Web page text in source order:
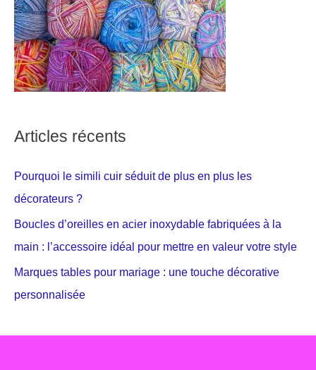
Articles récents
Pourquoi le simili cuir séduit de plus en plus les
décorateurs ?
Boucles d’oreilles en acier inoxydable fabriquées à la
main : l’accessoire idéal pour mettre en valeur votre style
Marques tables pour mariage : une touche décorative
personnalisée